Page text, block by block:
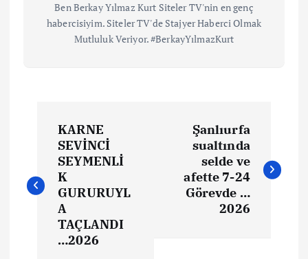
Ben Berkay Yılmaz Kurt Siteler TV'nin en genç
habercisiyim. Siteler TV'de Stajyer Haberci Olmak
Mutluluk Veriyor. #BerkayYılmazKurt
KARNE
SEVİNCİ
SEYMENLİ
K
GURURUYL
A
TAÇLANDI
…2026
Şanlıurfa
sualtında
selde ve
afette 7-24
Görevde …
2026